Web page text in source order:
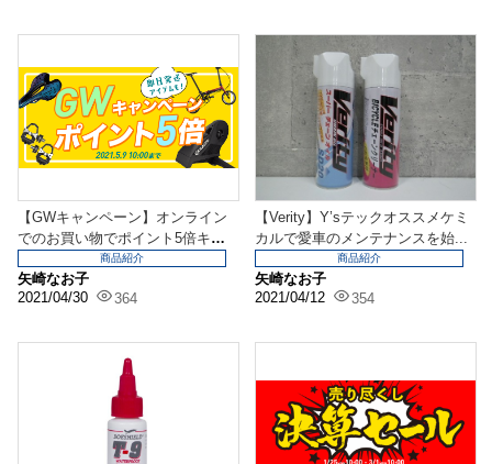
【GWキャンペーン】オンライン
でのお買い物でポイント5倍キャ
矢崎なお子
2021/04/30
364
商品紹介
【Verity】Y’sテックオススメケミ
カルで愛車のメンテナンスを始...
矢崎なお子
2021/04/12
354
商品紹介